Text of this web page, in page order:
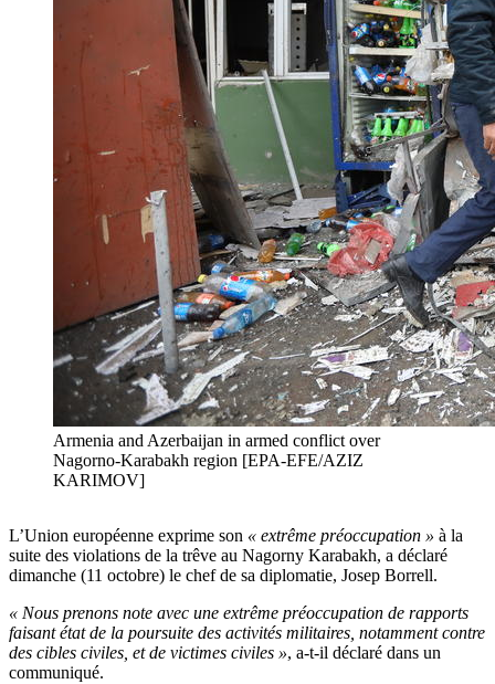
Armenia and Azerbaijan in armed conflict over
Nagorno-Karabakh region [EPA-EFE/AZIZ
KARIMOV]
L’Union européenne exprime son « extrême préoccupation » à la
suite des violations de la trêve au Nagorny Karabakh, a déclaré
dimanche (11 octobre) le chef de sa diplomatie, Josep Borrell.
« Nous prenons note avec une extrême préoccupation de rapports
faisant état de la poursuite des activités militaires, notamment contre
des cibles civiles, et de victimes civiles », a-t-il déclaré dans un
communiqué.